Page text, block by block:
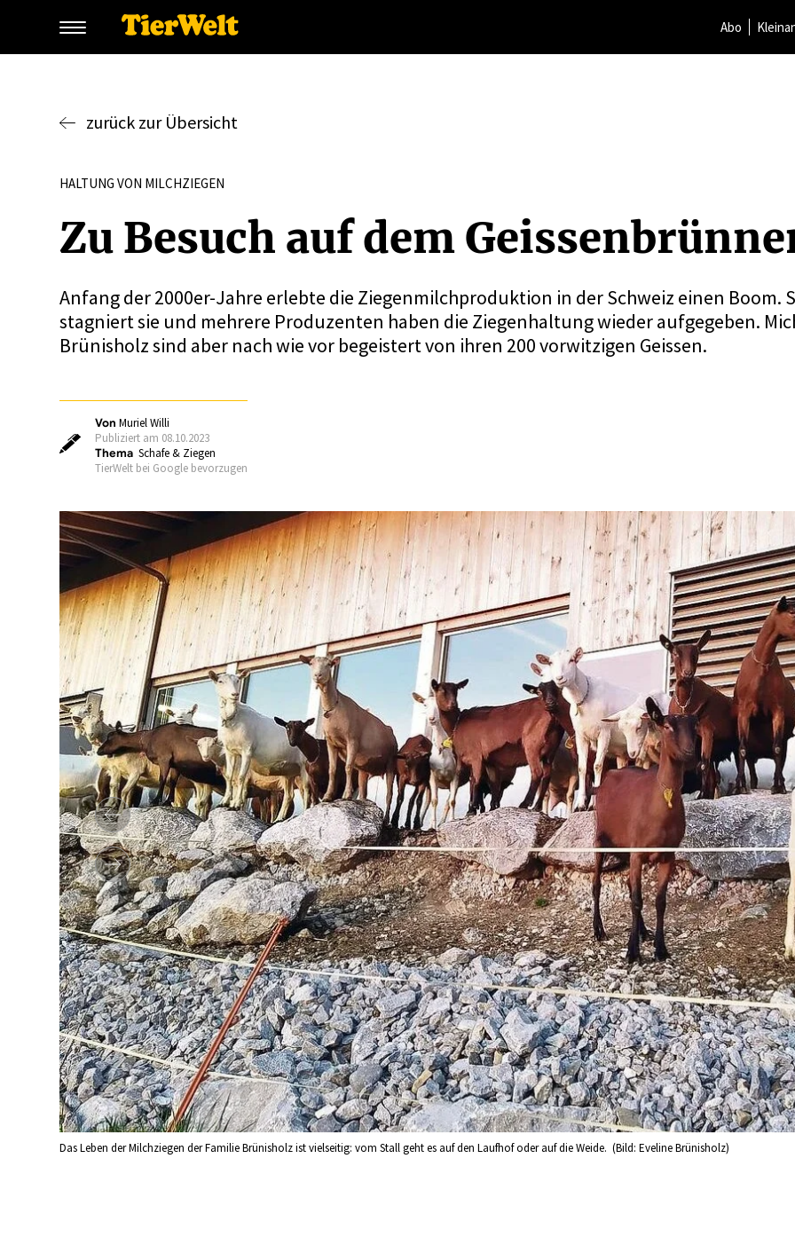
Abo
zurück zur Übersicht
HALTUNG VON MILCHZIEGEN
Zu Besuch auf dem
Anfang der 2000er-Jahre erlebte die Ziegenmilchproduktion in der Schweiz einen Boom.
stagniert sie und mehrere Produzenten haben die Ziegenhaltung wieder aufgegeben.
Brünisholz sind aber nach wie vor begeistert von ihren 200 vorwitzigen Geissen.
VonMuriel Willi
Publiziert am 08.10.2023
Thema Schafe & Ziegen
TierWelt bei Google bevorzugen
Das Leben der Milchziegen der Familie Brünisholz ist vielseitig: vom Stall geht es auf den Laufhof oder auf die Weide. (Bild: Eveline Brünisholz)